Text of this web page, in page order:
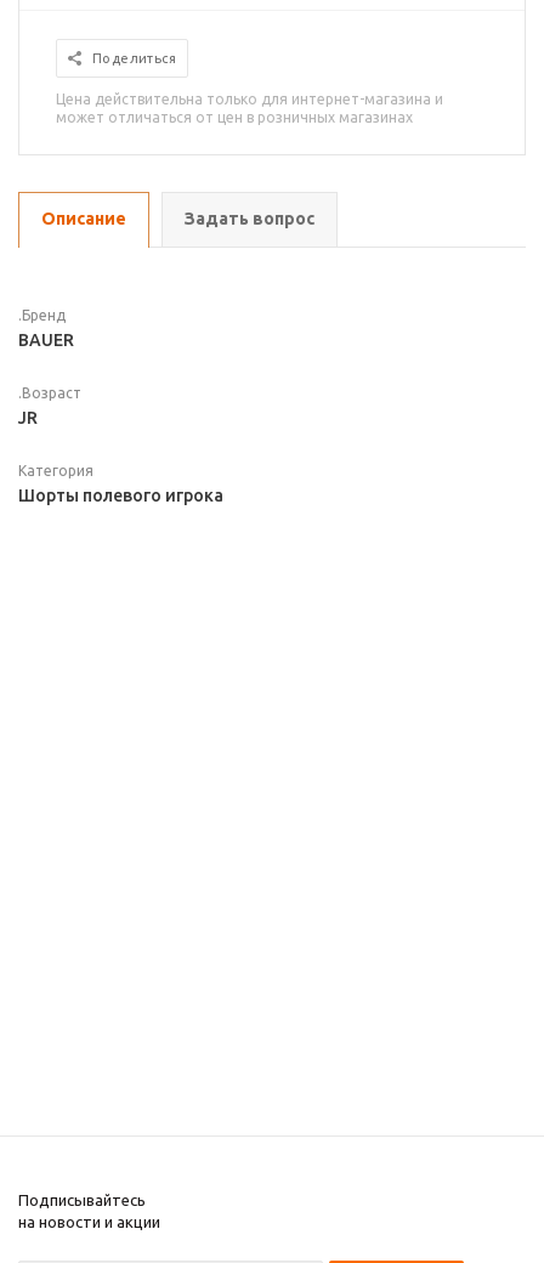
Поделиться
Цена действительна только для интернет-магазина и
может отличаться от цен в розничных магазинах
Описание Задать вопрос
.Бренд
BAUER
.Возраст
JR
Категория
Шорты полевого игрока
Подписывайтесь
на новости и акции